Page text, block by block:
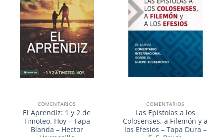
COMENTARIOS
El Aprendiz: 1 y 2 de
Timoteo. Hoy – Tapa
Blanda – Hector
COMENTARIOS
Las Epístolas a los
Colosenses, a Filemón y a
los Efesios – Tapa Dura –